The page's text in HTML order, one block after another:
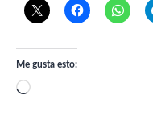
Me gusta esto:
Cargando...